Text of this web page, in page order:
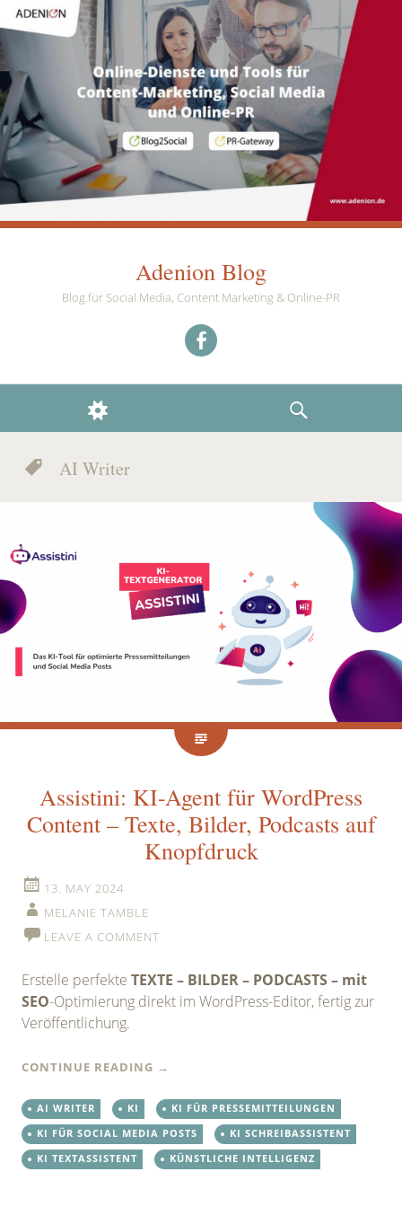
Adenion Blog
Blog für Social Media, Content Marketing & Online-PR
WIDGETS
SEARCH
AI Writer
Assistini: KI-Agent für WordPress
Content – Texte, Bilder, Podcasts auf
Knopfdruck
13. MAY 2024
MELANIE TAMBLE
LEAVE A COMMENT
Erstelle perfekte TEXTE – BILDER – PODCASTS – mit
SEO-Optimierung direkt im WordPress-Editor, fertig zur
Veröffentlichung.
CONTINUE READING →
AI WRITER KI
KI FÜR PRESSEMITTEILUNGEN
KI FÜR SOCIAL MEDIA POSTS
KI SCHREIBASSISTENT
KI TEXTASSISTENT
KÜNSTLICHE INTELLIGENZ